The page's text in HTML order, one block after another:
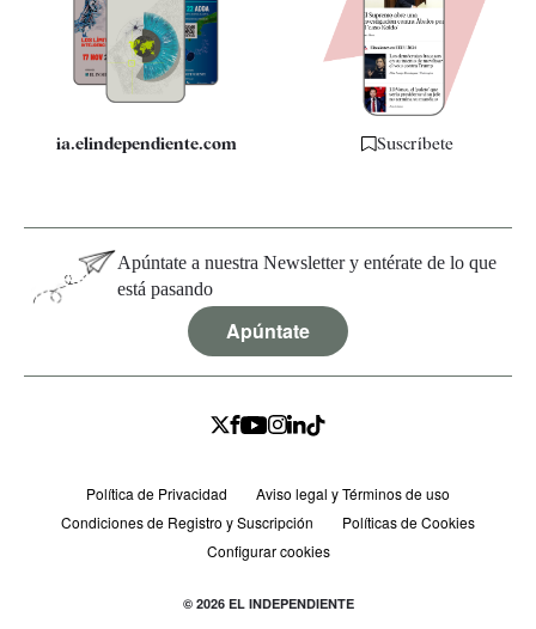
Quiénes somos
Especificaciones
ia.elindependiente.com Suscríbete
Apúntate a nuestra Newsletter y entérate de lo que
está pasando
Apúntate
Política de Privacidad
Aviso legal y Términos de uso
Condiciones de Registro y Suscripción
Políticas de Cookies
Configurar cookies
© 2026 EL INDEPENDIENTE